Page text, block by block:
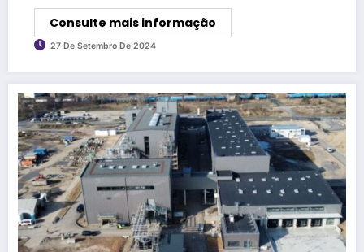
Consulte mais informação
27 De Setembro De 2024